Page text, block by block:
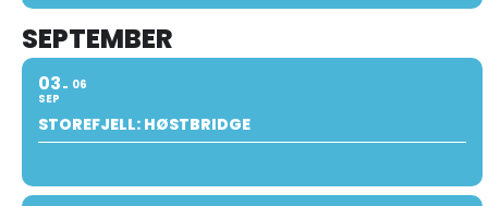
SEPTEMBER
03
SEP
06
STOREFJELL: HØSTBRIDGE